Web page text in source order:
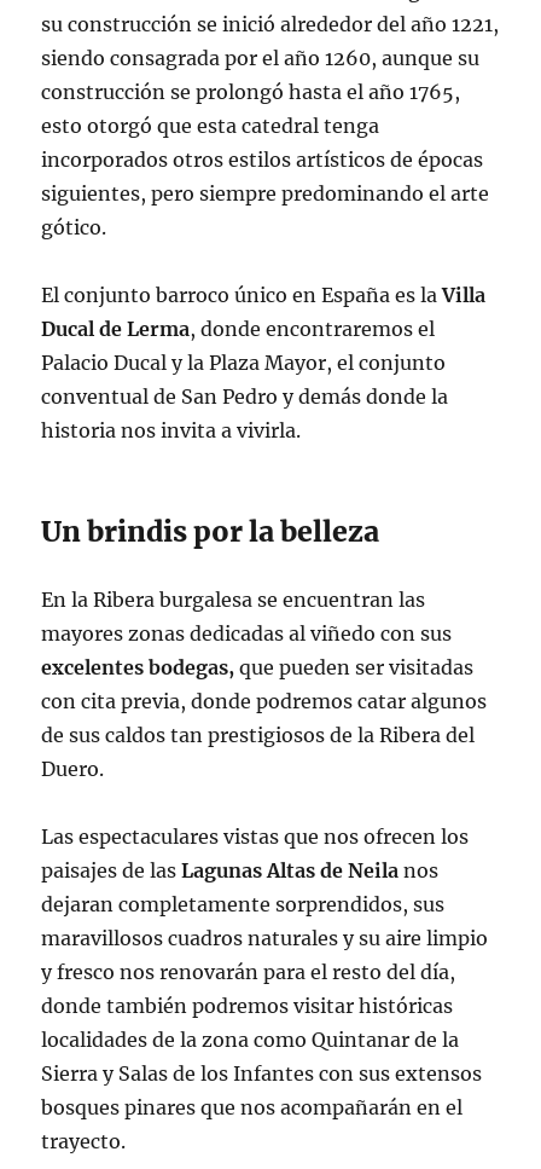
su construcción se inició alrededor del año 1221,
siendo consagrada por el año 1260, aunque su
construcción se prolongó hasta el año 1765,
esto otorgó que esta catedral tenga
incorporados otros estilos artísticos de épocas
siguientes, pero siempre predominando el arte
gótico.
El conjunto barroco único en España es laVilla
Ducal de Lerma, donde encontraremos el
Palacio Ducal y la Plaza Mayor, el conjunto
conventual de San Pedro y demás donde la
historia nos invita a vivirla.
Un brindis por la belleza
En la Ribera burgalesa se encuentran las
mayores zonas dedicadas al viñedo con sus
excelentes bodegas, que pueden ser visitadas
con cita previa, donde podremos catar algunos
de sus caldos tan prestigiosos de la Ribera del
Duero.
Las espectaculares vistas que nos ofrecen los
paisajes de las Lagunas Altas de Neila nos
dejaran completamente sorprendidos, sus
maravillosos cuadros naturales y su aire limpio
y fresco nos renovarán para el resto del día,
donde también podremos visitar históricas
localidades de la zona como Quintanar de la
Sierra y Salas de los Infantes con sus extensos
bosques pinares que nos acompañarán en el
trayecto.